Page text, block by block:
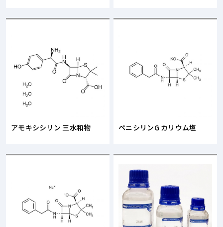
アモキシシリン 三水和物 ペニシリンG カリウム塩